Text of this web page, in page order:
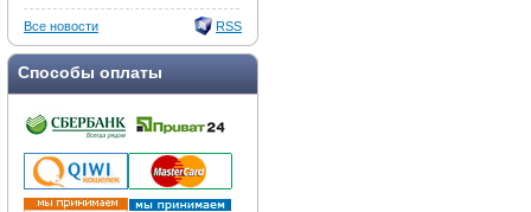
Все новости RSS
Способы оплаты